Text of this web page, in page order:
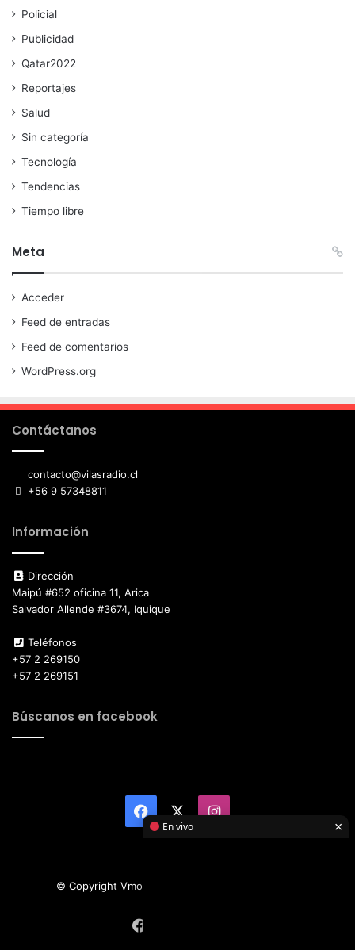
Policial
Publicidad
Qatar2022
Reportajes
Salud
Sin categoría
Tecnología
Tendencias
Tiempo libre
Meta
Acceder
Feed de entradas
Feed de comentarios
WordPress.org
Contáctanos
contacto@vilasradio.cl
+56 9 57348811
Información
Dirección
Maipú #652 oficina 11, Arica
Salvador Allende #3674, Iquique
Teléfonos
+57 2 269150
+57 2 269151
Búscanos en facebook
Facebook Instagram
© Copyright Vmotor TI 2026, All Rights Reserved
En vivo ×